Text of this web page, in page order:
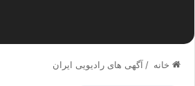
خانه / آگهی های رادیویی ایران